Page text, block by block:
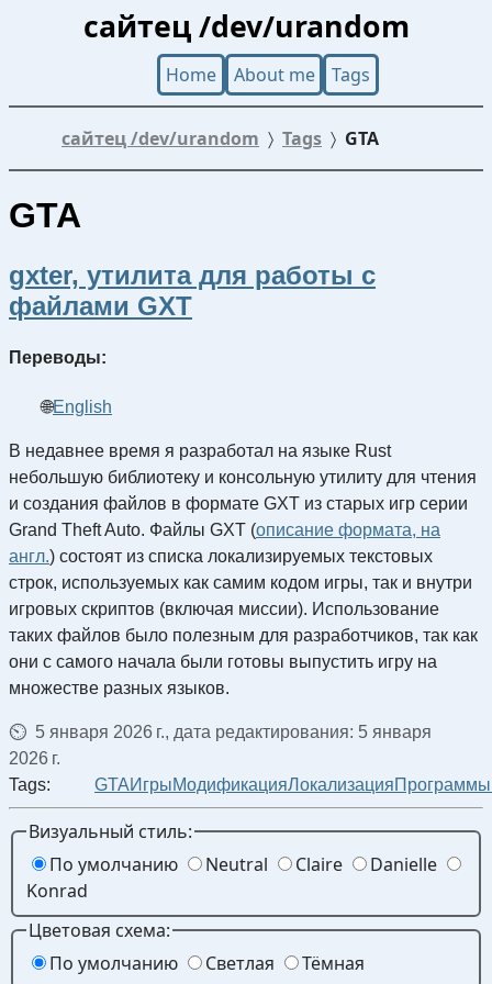
сайтец /dev/urandom
Home About me Tags
сайтец /dev/urandom Tags GTA
GTA
gxter, утилита для работы с
файлами GXT
Переводы:
English
В недавнее время я разработал на языке Rust
небольшую библиотеку и консольную утилиту для чтения
и создания файлов в формате GXT из старых игр серии
Grand Theft Auto. Файлы GXT (описание формата, на
англ.) состоят из списка локализируемых текстовых
строк, используемых как самим кодом игры, так и внутри
игровых скриптов (включая миссии). Использование
таких файлов было полезным для разработчиков, так как
они с самого начала были готовы выпустить игру на
множестве разных языков.
5 января 2026 г., дата редактирования: 5 января
2026 г.
Tags:
GTAИгрыМодификацияЛокализацияПрограммы
Визуальный стиль:
По умолчанию
Neutral Claire
Danielle
Konrad
Цветовая схема:
По умолчанию
Светлая Тёмная